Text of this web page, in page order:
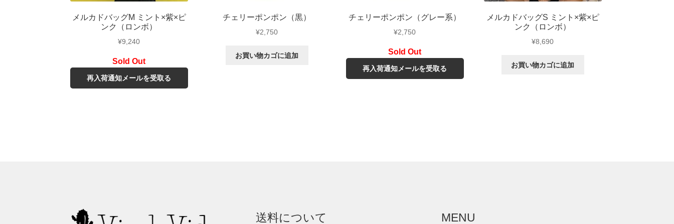
メルカドバッグM ミント×紫×ピ
ンク（ロンボ）
¥9,240
再入荷通知メールを受取る
チェリーポンポン（黒）
¥2,750
お買い物カゴに追加
チェリーポンポン（グレー系）
¥2,750
再入荷通知メールを受取る
メルカドバッグS ミント×紫×ピ
ンク（ロンボ）
¥8,690
お買い物カゴに追加
送料について MENU